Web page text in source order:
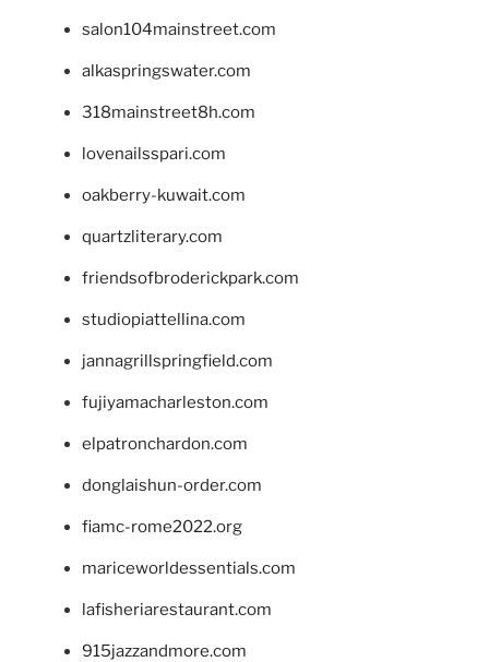
salon104mainstreet.com
alkaspringswater.com
318mainstreet8h.com
lovenailsspari.com
oakberry-kuwait.com
quartzliterary.com
friendsofbroderickpark.com
studiopiattellina.com
jannagrillspringfield.com
fujiyamacharleston.com
elpatronchardon.com
donglaishun-order.com
fiamc-rome2022.org
mariceworldessentials.com
lafisheriarestaurant.com
915jazzandmore.com